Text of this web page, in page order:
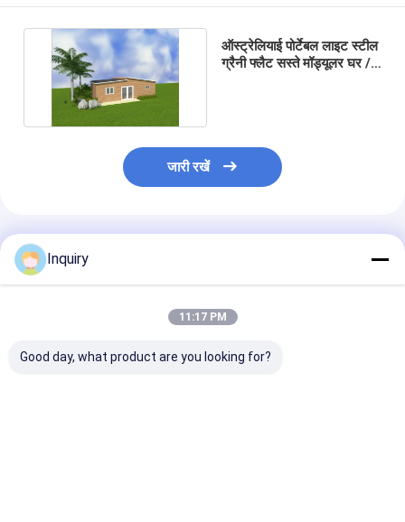
ऑस्ट्रेलियाई पोर्टेबल लाइट स्टील
ग्रैनी फ्लैट सस्ते मॉड्यूलर घर /
जारी रखें
अनुशंसित उत्पाद
Inquiry
11:17 PM
Good day, what product are you looking for?